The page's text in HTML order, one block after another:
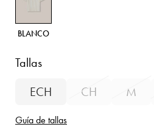
BLANCO
Tallas
ECH
CH M
Guía de tallas